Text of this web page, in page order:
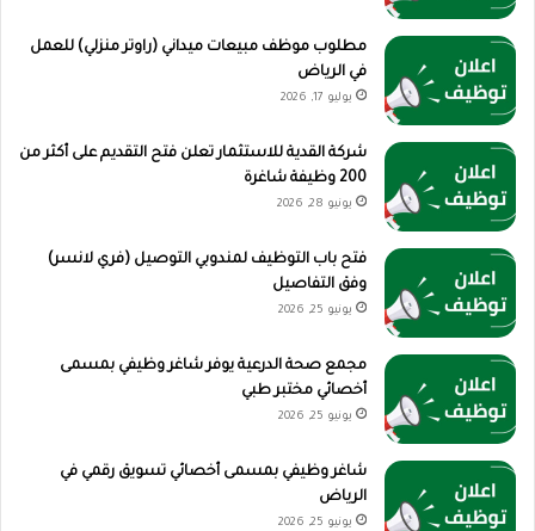
مطلوب موظف مبيعات ميداني (راوتر منزلي) للعمل
في الرياض
يوليو 17, 2026
شركة القدية للاستثمار تعلن فتح التقديم على أكثر من
200 وظيفة شاغرة
يونيو 28, 2026
فتح باب التوظيف لمندوبي التوصيل (فري لانسر)
وفق التفاصيل
يونيو 25, 2026
مجمع صحة الدرعية يوفر شاغر وظيفي بمسمى
أخصائي مختبر طبي
يونيو 25, 2026
شاغر وظيفي بمسمى أخصائي تسويق رقمي في
الرياض
يونيو 25, 2026